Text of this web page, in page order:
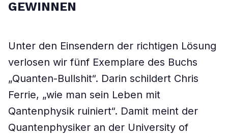
GEWINNEN
Unter den Einsendern der richtigen Lösung
verlosen wir fünf Exemplare des Buchs
„Quanten-Bullshit“. Darin schildert Chris
Ferrie, „wie man sein Leben mit
Qantenphysik ruiniert“. Damit meint der
Quantenphysiker an der University of